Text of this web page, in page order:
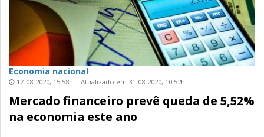
Economia nacional
17-08-2020, 15:58h | Atualizado em 31-08-2020, 10:52h
Mercado financeiro prevê queda de 5,52%
na economia este ano